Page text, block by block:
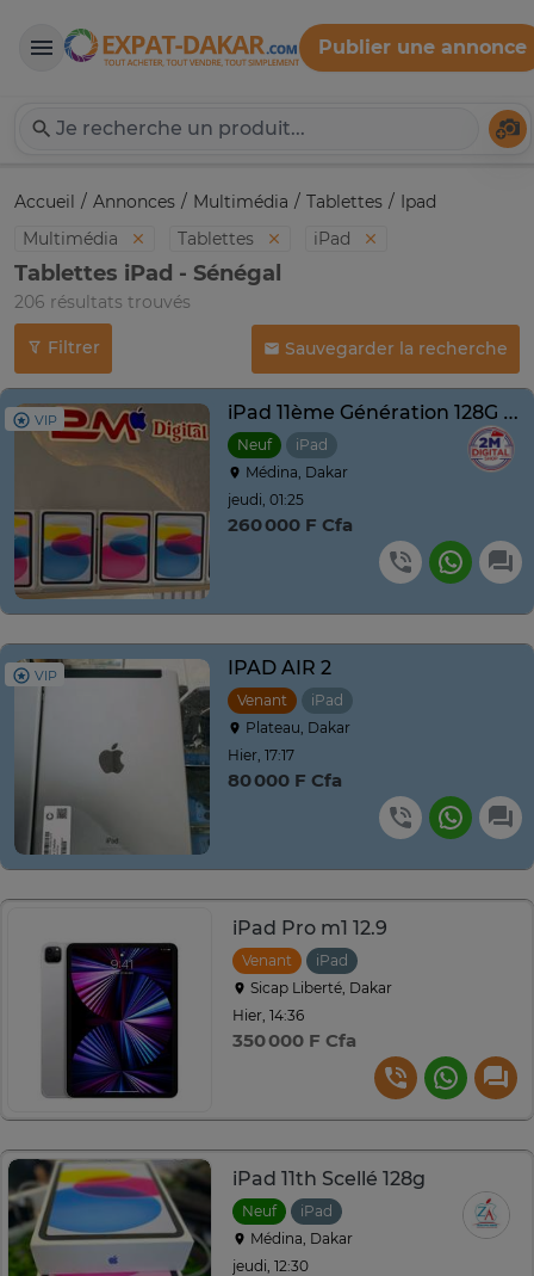
Expat-Dakar
Publier une annonce
Accueil Annonces Multimédia Tablettes
Ipad
Multimédia
Tablettes iPad
Tablettes iPad - Sénégal
206 résultats trouvés
Filtrer Sauvegarder la recherche
VIP iPad 11ème Génération 128G 2025 Pink Neuf
Neuf
iPad
Médina, Dakar
jeudi, 01:25
260 000 F Cfa
VIP IPAD AIR 2
Venant
iPad
Plateau, Dakar
Hier, 17:17
80 000 F Cfa
iPad Pro m1 12.9
Venant
iPad
Sicap Liberté, Dakar
Hier, 14:36
350 000 F Cfa
iPad 11th Scellé 128g
Neuf
iPad
Médina, Dakar
jeudi, 12:30